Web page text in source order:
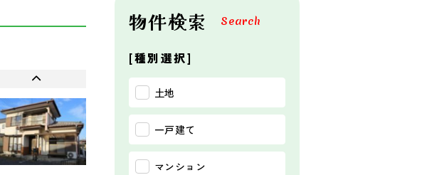
物件検索 Search
[種別選択]
土地
一戸建て
マンション